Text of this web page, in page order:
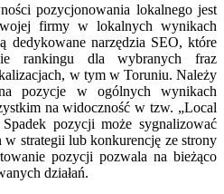
pozycjonowania lokalnego jest
firmy w lokalnych wynikach
dedykowane narzędzia SEO, które
rankingu dla wybranych fraz
w tym w Toruniu. Należy
pozycje w ogólnych wynikach
na widoczność w tzw. „Local
pozycji może sygnalizować
strategii lub konkurencję ze strony
pozycji pozwala na bieżąco
działań.